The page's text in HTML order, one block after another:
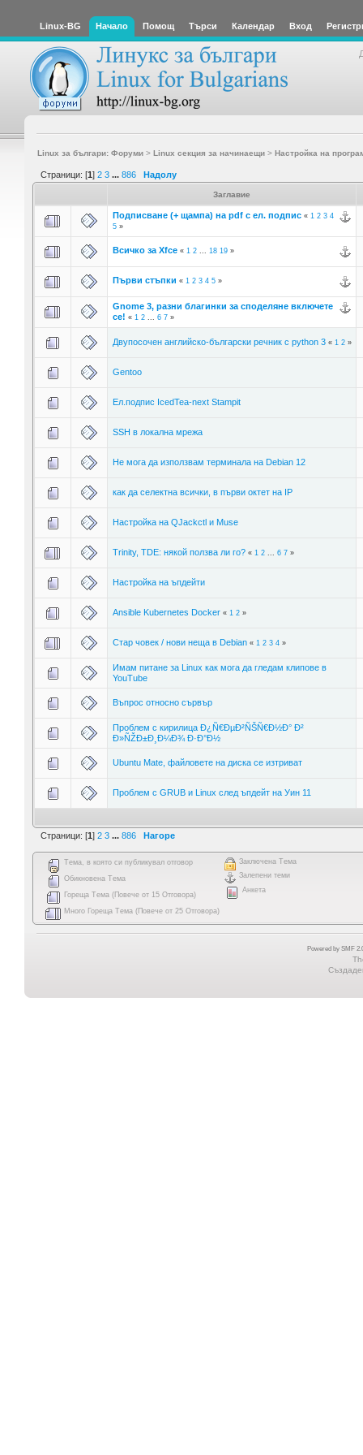
Linux-BG Начало Помощ Търси Календар Вход
Linux за българи: Форуми> Linux секция за начинаещи> Настройка на
Страници: [1] 2 3 ... 886 Надолу
Заглавие
Подписване (+ щампа) на pdf с ел. подпис « 1 2 3 4
5»
Всичко за Xfce « 1 2... 18 19»
Първи стъпки « 1 2 3 4 5»
Gnome 3, разни благинки за споделяне включете
се! « 1 2... 6 7»
Двупосочен английско-български речник с python 3 « 1 2»
Gentoo
Ел.подпис IcedTea-next Stampit
SSH в локална мрежа
Не мога да използвам терминала на Debian 12
как да селектна всички, в първи октет на IP
Настройка на QJackctl и Muse
Trinity, TDE: някой ползва ли го? « 1 2... 6 7»
Настройка на ъпдейти
Ansible Kubernetes Docker « 1 2»
Стар човек / нови неща в Debian « 1 2 3 4»
Имам питане за Linux как мога да гледам клипове в
YouTube
Въпрос относно сървър
Проблем с кирилица Ð¿Ñ€ÐµÐ²ÑŠÑ€Ð½Ð° Ð²
Ð»ÑŽÐ±Ð¸Ð¼Ð¾ Ð·Ð°Ð½
Ubuntu Mate, файловете на диска се изтриват
Проблем с GRUB и Linux след ъпдейт на Уин 11
Страници: [1] 2 3 ... 886 Нагоре
Тема, в която си публикувал отговор
Обикновена Тема
Гореща Тема (Повече от 15 Отговора)
Много Гореща Тема (Повече от 25 Отговора)
Заключена Тема
Залепени теми
Анкета
Powered by SMF